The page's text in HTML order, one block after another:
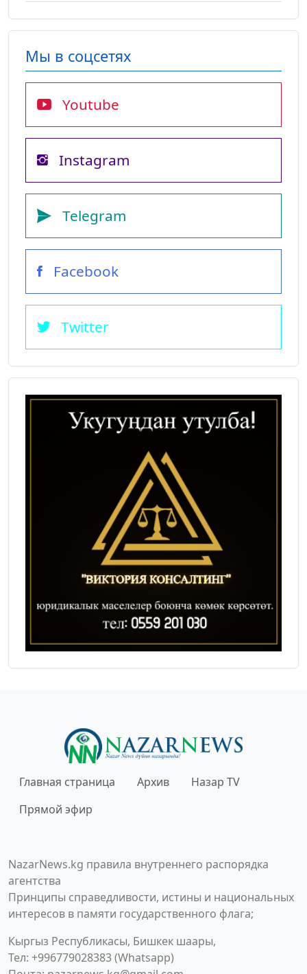
Мы в соцсетях
Youtube
Instagram
Telegram
Facebook
Twitter
Главная страница Архив
Назар TV
Прямой эфир
NazarNews.kg правила внутреннего распорядка
агентства
Принципы справедливости, истины и национальных
интересов в памяти государственного флага;
Кыргыз Республикасы, Бишкек шаары,
Тел: +996779028383 (Whatsapp)